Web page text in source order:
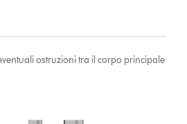
ostruzioni tra il corpo principale